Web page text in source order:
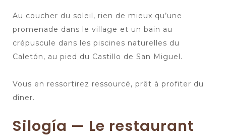
Au coucher du soleil, rien de mieux qu’une
promenade dans le village et un bain au
crépuscule dans les piscines naturelles du
Caletón, au pied du Castillo de San Miguel.
Vous en ressortirez ressourcé, prêt à profiter du
dîner.
Silogía — Le restaurant